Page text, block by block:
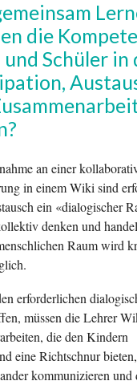
die
Schüler in
an einer
in einem Wiki sind
ein «dialogischer
denken und
Raum wird
erforderlichen
müssen die Lehrer
die den Kindern
eine Richtschnur
kommunizieren und